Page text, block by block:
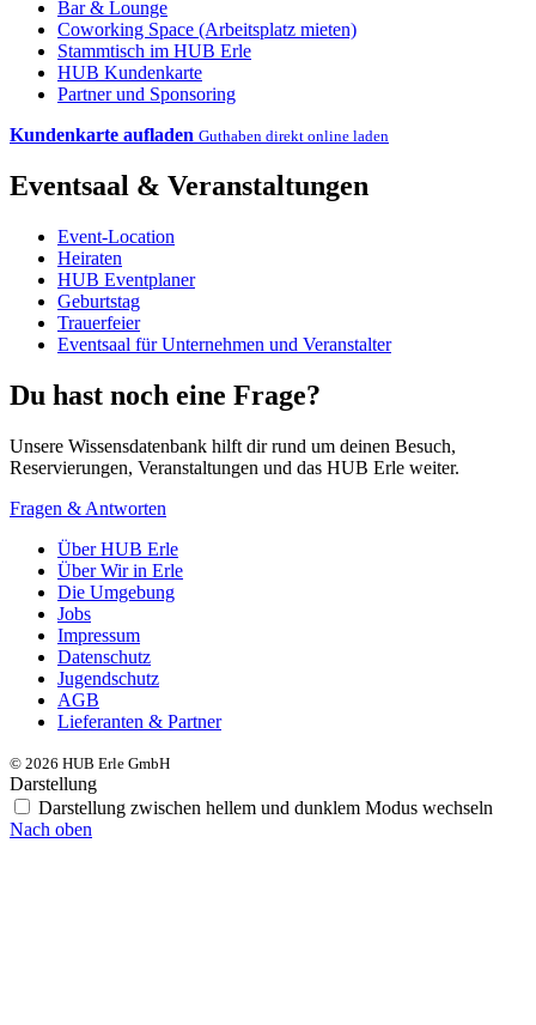
Bar & Lounge
Coworking Space (Arbeitsplatz mieten)
Stammtisch im HUB Erle
HUB Kundenkarte
Partner und Sponsoring
Kundenkarte aufladen Guthaben direkt online laden
Eventsaal & Veranstaltungen
Event-Location
Heiraten
HUB Eventplaner
Geburtstag
Trauerfeier
Eventsaal für Unternehmen und Veranstalter
Du hast noch eine Frage?
Unsere Wissensdatenbank hilft dir rund um deinen Besuch,
Reservierungen, Veranstaltungen und das HUB Erle weiter.
Fragen & Antworten
Über HUB Erle
Über Wir in Erle
Die Umgebung
Jobs
Impressum
Datenschutz
Jugendschutz
AGB
Lieferanten & Partner
© 2026 HUB Erle GmbH
Darstellung
Darstellung zwischen hellem und dunklem Modus wechseln
Nach oben